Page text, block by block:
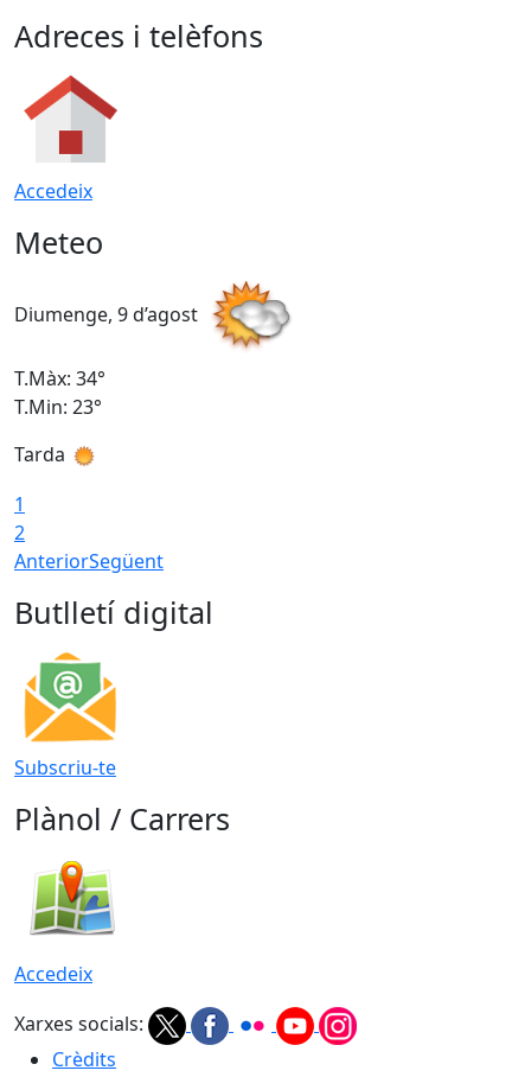
Adreces i telèfons
Accedeix
Meteo
Diumenge, 9 d’agost
T.Màx: 34°
T.Min: 23°
Tarda
1
2
AnteriorSegüent
Butlletí digital
Subscriu-te
Plànol / Carrers
Accedeix
Xarxes socials:
Crèdits